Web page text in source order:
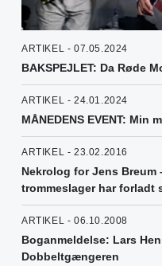
ARTIKEL - 07.05.2024
BAKSPEJLET: Da Røde
ARTIKEL - 24.01.2024
MÅNEDENS EVENT: Min
ARTIKEL - 23.02.2016
Nekrolog for Jens Breum
trommeslager har forladt
ARTIKEL - 06.10.2008
Boganmeldelse: Lars
Dobbeltgængeren